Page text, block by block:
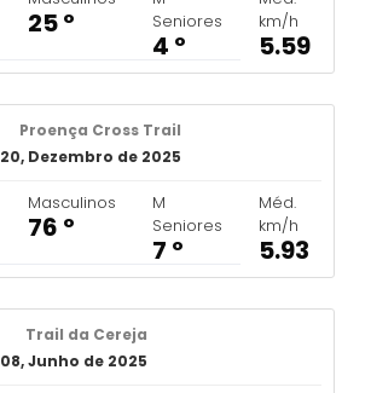
25 º
Seniores
4 º
km/h
5.59
Proença Cross Trail
20, Dezembro de 2025
Masculinos
76 º
M
Seniores
7 º
Méd.
km/h
5.93
Trail da Cereja
08, Junho de 2025